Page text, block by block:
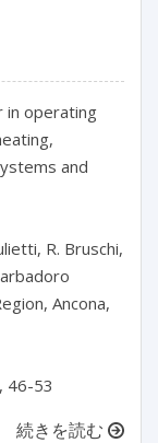
in operating
and
R. Bruschi,
Ancona,
46-53
続きを読む